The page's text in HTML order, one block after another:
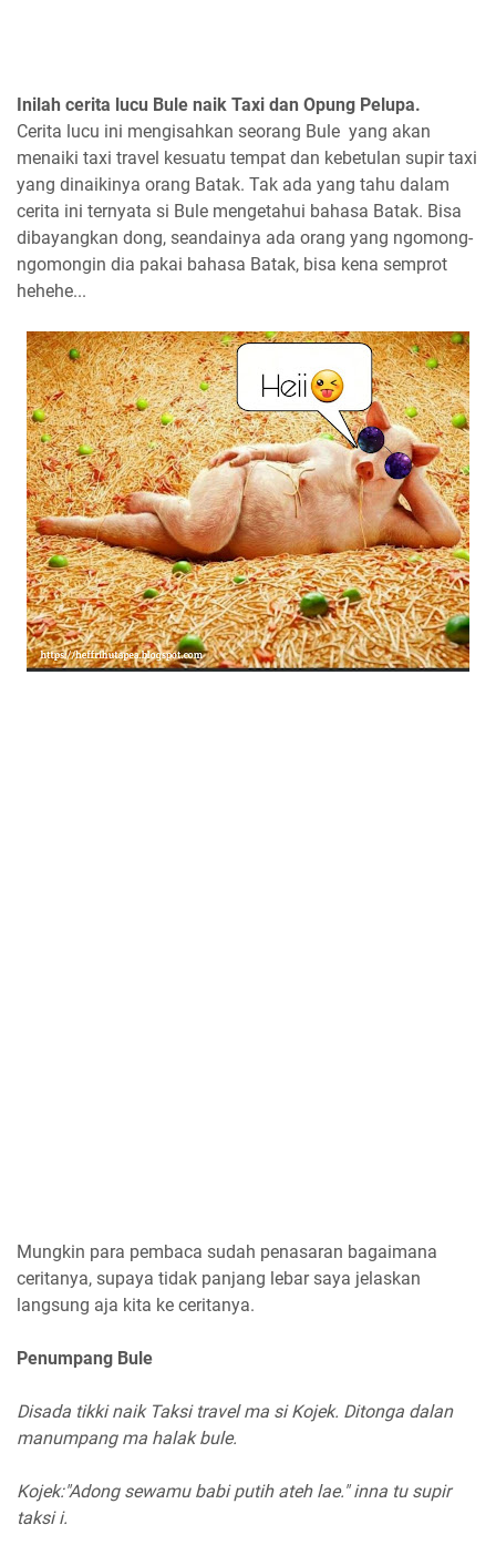
Inilah cerita lucu Bule naik Taxi dan Opung Pelupa.
Cerita lucu ini mengisahkan seorang Bule yang akan
menaiki taxi travel kesuatu tempat dan kebetulan supir taxi
yang dinaikinya orang Batak. Tak ada yang tahu dalam
cerita ini ternyata si Bule mengetahui bahasa Batak. Bisa
dibayangkan dong, seandainya ada orang yang ngomong-
ngomongin dia pakai bahasa Batak, bisa kena semprot
hehehe...
Mungkin para pembaca sudah penasaran bagaimana
ceritanya, supaya tidak panjang lebar saya jelaskan
langsung aja kita ke ceritanya.
Penumpang Bule
Disada tikki naik Taksi travel ma si Kojek. Ditonga dalan
manumpang ma halak bule.
Kojek:"Adong sewamu babi putih ateh lae." inna tu supir
taksi i.